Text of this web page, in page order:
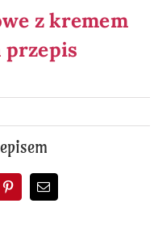
z kremem
przepis